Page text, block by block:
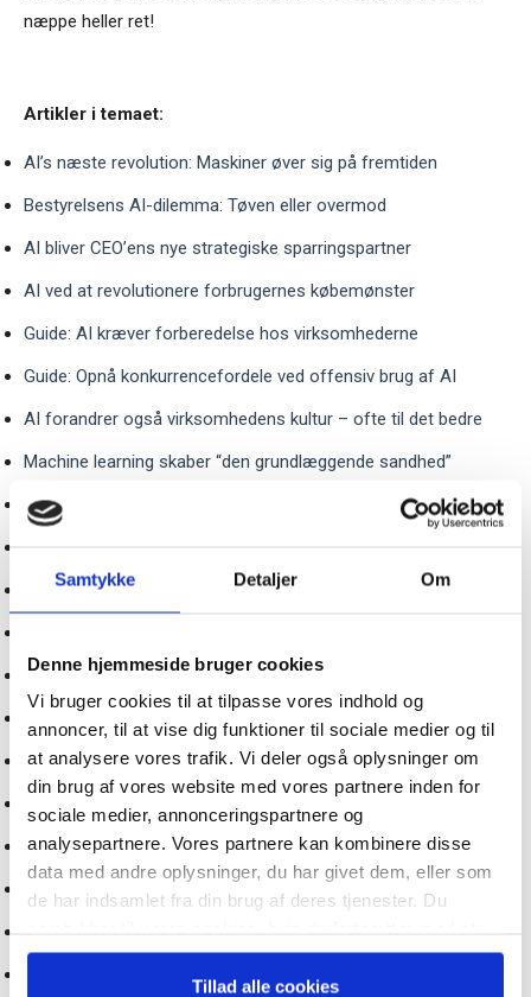
Samtykke Detaljer Om
Denne hjemmeside bruger cookies
Vi bruger cookies til at tilpasse vores indhold og
annoncer, til at vise dig funktioner til sociale medier og til
at analysere vores trafik. Vi deler også oplysninger om
din brug af vores website med vores partnere inden for
sociale medier, annonceringspartnere og
analysepartnere. Vores partnere kan kombinere disse
data med andre oplysninger, du har givet dem, eller som
de har indsamlet fra din brug af deres tjenester. Du
anvende vores hjemmeside.
Tillad alle cookies
næppe heller ret!
Artikler i temaet:
AI’s næste revolution: Maskiner øver sig på fremtiden
Bestyrelsens AI-dilemma: Tøven eller overmod
AI bliver CEO’ens nye strategiske sparringspartner
AI ved at revolutionere forbrugernes købemønster
Guide: AI kræver forberedelse hos virksomhederne
Guide: Opnå konkurrencefordele ved offensiv brug af AI
AI forandrer også virksomhedens kultur – ofte til det bedre
Machine learning skaber “den grundlæggende sandhed”
AI: Robotter kan nu forhandle sammen
CEO’en bør sætte sig for bordenden i AI-arbejdet
Guide: Den simple vej til at bruge AI
Kunstig intelligens kan fremme den grønne omstilling
Forbered virksomheden på 2020’ernes dagsordener
Hvilken rolle får mennesker i en AI-fremtid?
Guide: Kunstig Intelligens som værktøj
Selvkørende AI bliver den næste store innovation
Uddannelse som AI-case: Balance mellem fordele og ulemper
Tilmeld dig vores
nyhedsbrev
– og modtag Ole Borchs bog
“Succes i en dansk bestyrelse”
Når du trykker "modtag bogen" bliver du tilmeldt
Bestyrelsesguidens ugentlige nyhedsbrev samt